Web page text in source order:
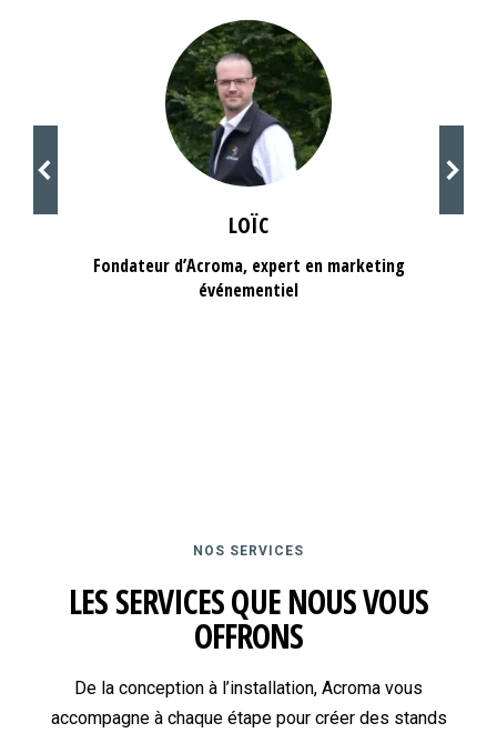
LOÏC
Fondateur d’Acroma, expert en marketing
événementiel
NOS SERVICES
LES SERVICES QUE NOUS VOUS
OFFRONS
De la conception à l’installation, Acroma vous
accompagne à chaque étape pour créer des stands